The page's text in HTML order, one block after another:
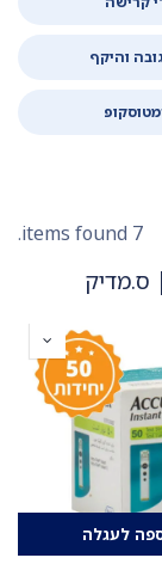
והיקף
7 items found.
ס.מדיק
לעגלה